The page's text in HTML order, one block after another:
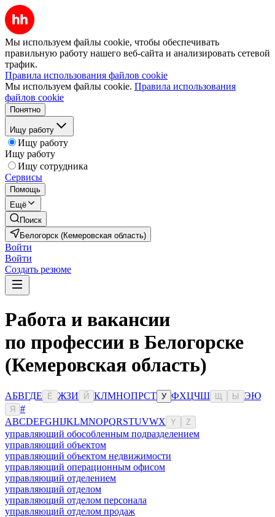
Мы используем файлы cookie, чтобы обеспечивать
правильную работу нашего веб-сайта и анализировать сетевой
трафик.
Правила использования файлов cookie
Мы используем файлы cookie. Правила использования
файлов cookie
Понятно
Ищу работу
Ищу работу
Ищу работу
Ищу сотрудника
Сервисы
Помощь
Ещё
Поиск
Белогорск (Кемеровская область)
Войти
Войти
Создать резюме
Работа и вакансии
по профессии в Белогорске
(Кемеровская область)
АБВГДЕ Ё ЖЗИ Й КЛМНОПРСТ У ФХЦЧШ Ы ЭЮ
Я
#
ABCDEFGHIJKLMNOPQRSTUVWX Y Z
управляющий обособленным подразделением
управляющий объектом
управляющий объектом недвижимости
управляющий операционным офисом
управляющий отделением
управляющий отделом
управляющий отделом персонала
управляющий отделом продаж